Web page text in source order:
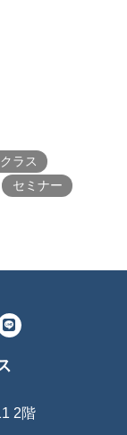
ラス
セミナー
2階